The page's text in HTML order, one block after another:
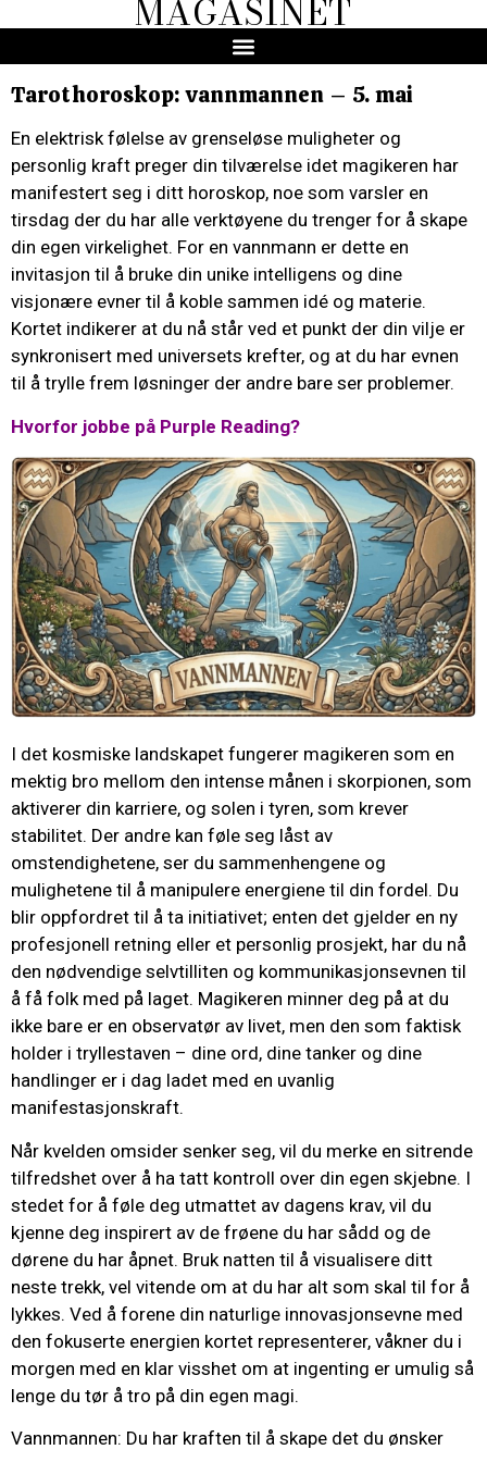
MAGASINET
Tarothoroskop: vannmannen – 5. mai
En elektrisk følelse av grenseløse muligheter og
personlig kraft preger din tilværelse idet magikeren har
manifestert seg i ditt horoskop, noe som varsler en
tirsdag der du har alle verktøyene du trenger for å skape
din egen virkelighet. For en vannmann er dette en
invitasjon til å bruke din unike intelligens og dine
visjonære evner til å koble sammen idé og materie.
Kortet indikerer at du nå står ved et punkt der din vilje er
synkronisert med universets krefter, og at du har evnen
til å trylle frem løsninger der andre bare ser problemer.
Hvorfor jobbe på Purple Reading?
I det kosmiske landskapet fungerer magikeren som en
mektig bro mellom den intense månen i skorpionen, som
aktiverer din karriere, og solen i tyren, som krever
stabilitet. Der andre kan føle seg låst av
omstendighetene, ser du sammenhengene og
mulighetene til å manipulere energiene til din fordel. Du
blir oppfordret til å ta initiativet; enten det gjelder en ny
profesjonell retning eller et personlig prosjekt, har du nå
den nødvendige selvtilliten og kommunikasjonsevnen til
å få folk med på laget. Magikeren minner deg på at du
ikke bare er en observatør av livet, men den som faktisk
holder i tryllestaven – dine ord, dine tanker og dine
handlinger er i dag ladet med en uvanlig
manifestasjonskraft.
Når kvelden omsider senker seg, vil du merke en sitrende
tilfredshet over å ha tatt kontroll over din egen skjebne. I
stedet for å føle deg utmattet av dagens krav, vil du
kjenne deg inspirert av de frøene du har sådd og de
dørene du har åpnet. Bruk natten til å visualisere ditt
neste trekk, vel vitende om at du har alt som skal til for å
lykkes. Ved å forene din naturlige innovasjonsevne med
den fokuserte energien kortet representerer, våkner du i
morgen med en klar visshet om at ingenting er umulig så
lenge du tør å tro på din egen magi.
Vannmannen: Du har kraften til å skape det du ønsker